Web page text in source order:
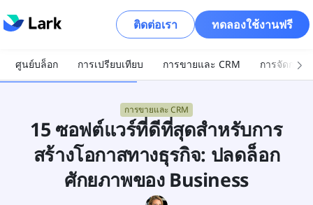
ติดต่อเรา ทดลองใช้งานฟรี
ศูนย์บล็อก การเปรียบเทียบ การขายและ CRM การจัดการ
การขายและ CRM
15 ซอฟต์แวร์ที่ดีที่สุดสำหรับการ
สร้างโอกาสทางธุรกิจ: ปลดล็อก
ศักยภาพของ Business